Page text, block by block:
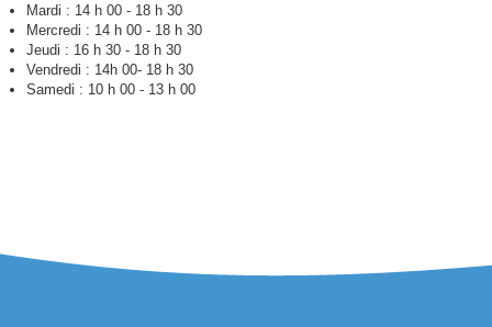
Mardi : 14 h 00 - 18 h 30
Mercredi : 14 h 00 - 18 h 30
Jeudi : 16 h 30 - 18 h 30
Vendredi : 14h 00- 18 h 30
Samedi : 10 h 00 - 13 h 00